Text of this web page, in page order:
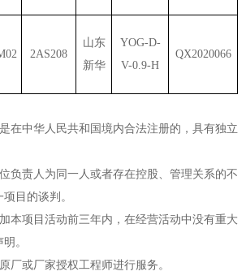
2AS208
山东
新华
YOG-D-
V-0.9-H
QX2020066
在中华人民共和国境内合法注册的，具有独立
负责人为同一人或者存在控股、管理关系的不
目的谈判。
本项目活动前三年内，在经营活动中没有重大
。
厂或厂家授权工程师进行服务。